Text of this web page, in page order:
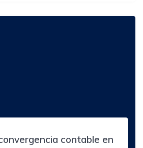
contable en